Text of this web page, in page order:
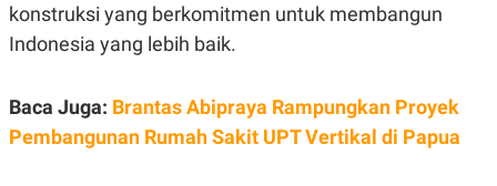
JARINGAN
N
T
E
S
konstruksi yang berkomitmen untuk membangun
Indonesia yang lebih baik.
Baca Juga: Brantas Abipraya Rampungkan Proyek
Pembangunan Rumah Sakit UPT Vertikal di Papua